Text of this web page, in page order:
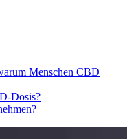
Menschen CBD
Dosis?